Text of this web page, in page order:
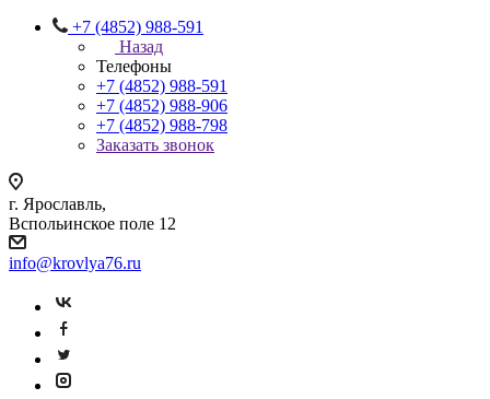
+7 (4852) 988-591
Назад
Телефоны
+7 (4852) 988-591
+7 (4852) 988-906
+7 (4852) 988-798
Заказать звонок
г. Ярославль,
Вспольинское поле 12
info@krovlya76.ru